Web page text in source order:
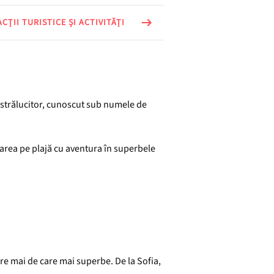
TURISTICE ȘI ACTIVITĂȚI
cunoscut sub numele de
pe plajă cu aventura în superbele
mai de care mai superbe. De la Sofia,